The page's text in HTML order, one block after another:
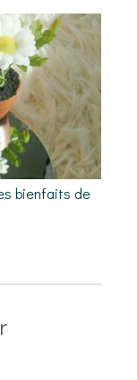
bienfaits de